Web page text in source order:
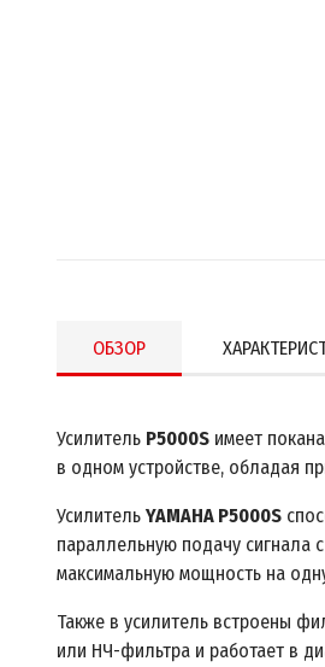
ОБЗОР
Усилитель P5000S имеет
в одном устройстве, обладая
Усилитель YAMAHA P5000S
параллельную подачу сигнала
максимальную мощность на
Также в усилитель встроены
или НЧ-фильтра и работает в